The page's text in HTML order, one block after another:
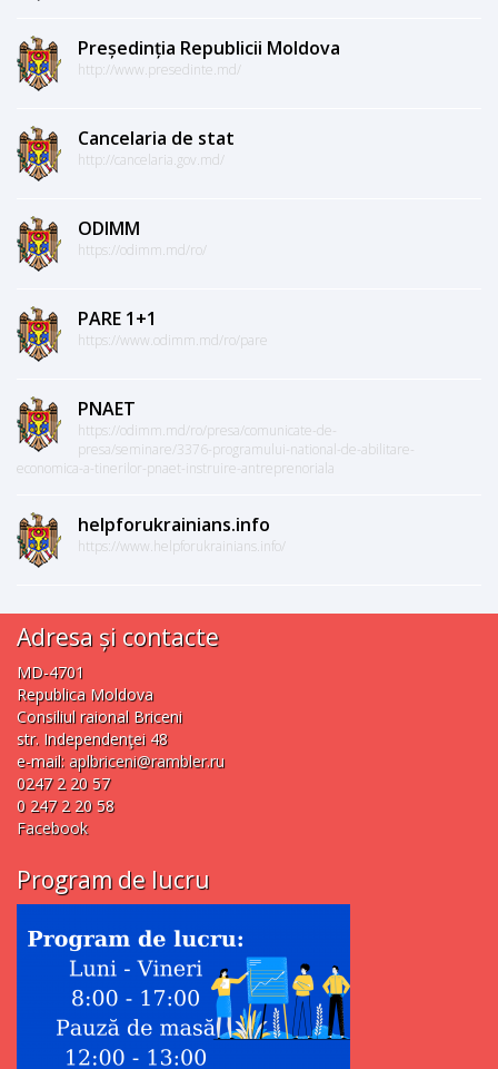
Președinția Republicii Moldova
http://www.presedinte.md/
Cancelaria de stat
http://cancelaria.gov.md/
ODIMM
https://odimm.md/ro/
PARE 1+1
https://www.odimm.md/ro/pare
PNAET
https://odimm.md/ro/presa/comunicate-de-
presa/seminare/3376-programului-national-de-abilitare-
economica-a-tinerilor-pnaet-instruire-antreprenoriala
helpforukrainians.info
https://www.helpforukrainians.info/
Adresa și contacte
MD-4701
Republica Moldova
Consiliul raional Briceni
str. Independenţei 48
e-mail: aplbriceni@rambler.ru
0247 2 20 57
0 247 2 20 58
Facebook
Program de lucru